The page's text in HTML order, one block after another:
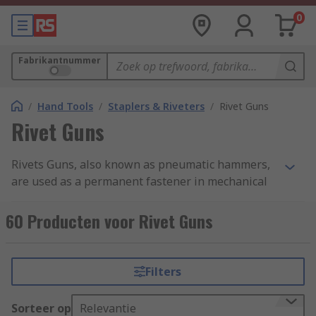
0
Fabrikantnummer
/ Hand Tools / Staplers & Riveters / Rivet Guns
Rivet Guns
Rivets Guns, also known as pneumatic hammers,
are used as a permanent fastener in mechanical
joining a structure. According to the requirement,
rivets are available in many shapes and sizes.
Types of Rivet Tools
Hand Rivet Tools - are ideal for a wide range
60 Producten voor Rivet Guns
Filters
Sorteer op Relevantie